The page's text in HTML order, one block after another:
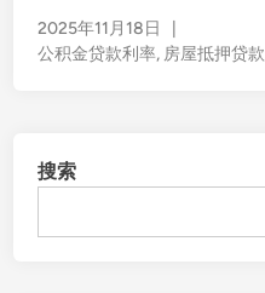
略
金
贷
屋
2025年11月18日
公积金贷款利率, 房屋抵押贷款
搜索